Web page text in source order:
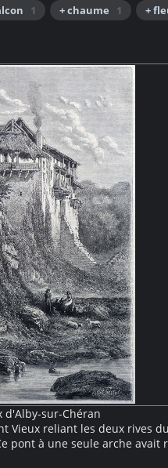
1 + chaume 1 +
d'Alby-sur-Chéran
Vieux reliant les deux rives
pont à une seule arche avait